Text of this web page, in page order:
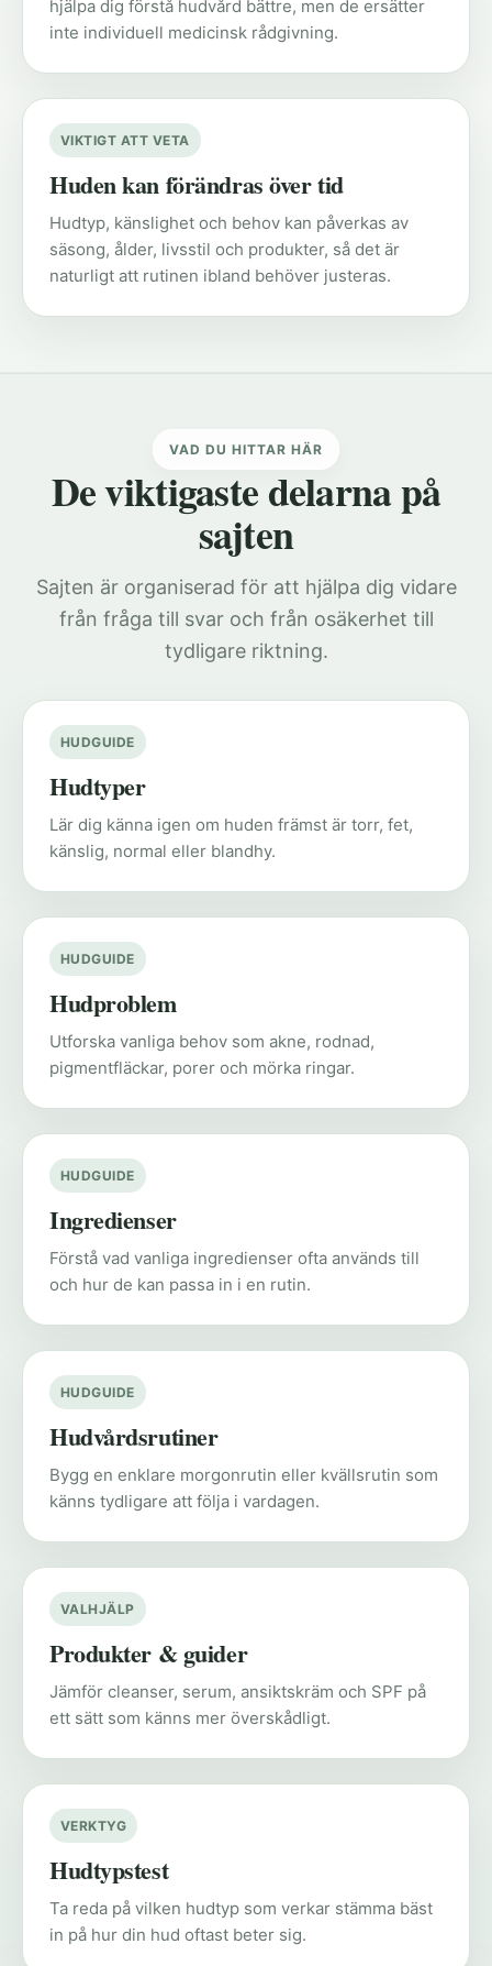
hjälpa dig förstå hudvård bättre, men de ersätter
inte individuell medicinsk rådgivning.
VIKTIGT ATT VETA
Huden kan förändras över tid
Hudtyp, känslighet och behov kan påverkas av
säsong, ålder, livsstil och produkter, så det är
naturligt att rutinen ibland behöver justeras.
VAD DU HITTAR HÄR
De viktigaste delarna på
sajten
Sajten är organiserad för att hjälpa dig vidare
från fråga till svar och från osäkerhet till
tydligare riktning.
HUDGUIDE
Hudtyper
Lär dig känna igen om huden främst är torr, fet,
känslig, normal eller blandhy.
HUDGUIDE
Hudproblem
Utforska vanliga behov som akne, rodnad,
pigmentfläckar, porer och mörka ringar.
HUDGUIDE
Ingredienser
Förstå vad vanliga ingredienser ofta används till
och hur de kan passa in i en rutin.
HUDGUIDE
Hudvårdsrutiner
Bygg en enklare morgonrutin eller kvällsrutin som
känns tydligare att följa i vardagen.
VALHJÄLP
Produkter & guider
Jämför cleanser, serum, ansiktskräm och SPF på
ett sätt som känns mer överskådligt.
VERKTYG
Hudtypstest
Ta reda på vilken hudtyp som verkar stämma bäst
in på hur din hud oftast beter sig.